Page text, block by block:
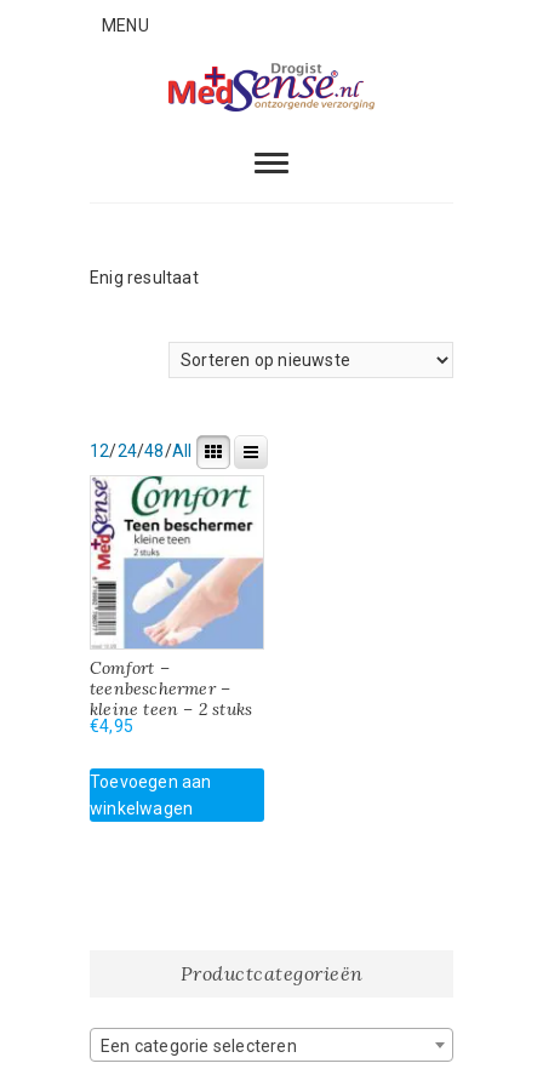
MENU
Enig resultaat
12/24/48/All
Comfort –
teenbeschermer –
kleine teen – 2 stuks
€4,95
Toevoegen aan
winkelwagen
Productcategorieën
Een categorie selecteren